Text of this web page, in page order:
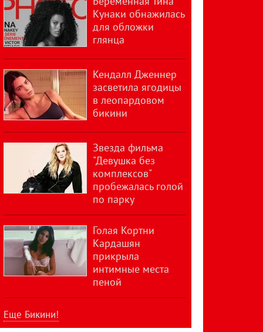
Кунаки обнажилась
для обложки
глянца
Кендалл Дженнер
засветила ягодицы
в леопардовом
бикини
Звезда фильма
"Девушка без
комплексов"
пробежалась голой
по парку
Голая Кортни
Кардашян
прикрыла
интимные места
пеной
Еще Бикини!